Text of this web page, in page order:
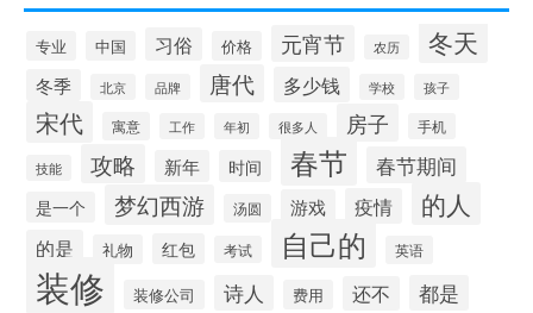
专业 中国 习俗 价格 元宵节 农历 冬天
冬季 北京 品牌 唐代 多少钱 学校 孩子
宋代 寓意 工作 年初 很多人 房子 手机
技能 攻略 新年 时间 春节 春节期间
是一个 梦幻西游 汤圆 游戏 疫情 的人
的是 礼物 红包 考试 自己的 英语
装修 装修公司 诗人 费用 还不 都是